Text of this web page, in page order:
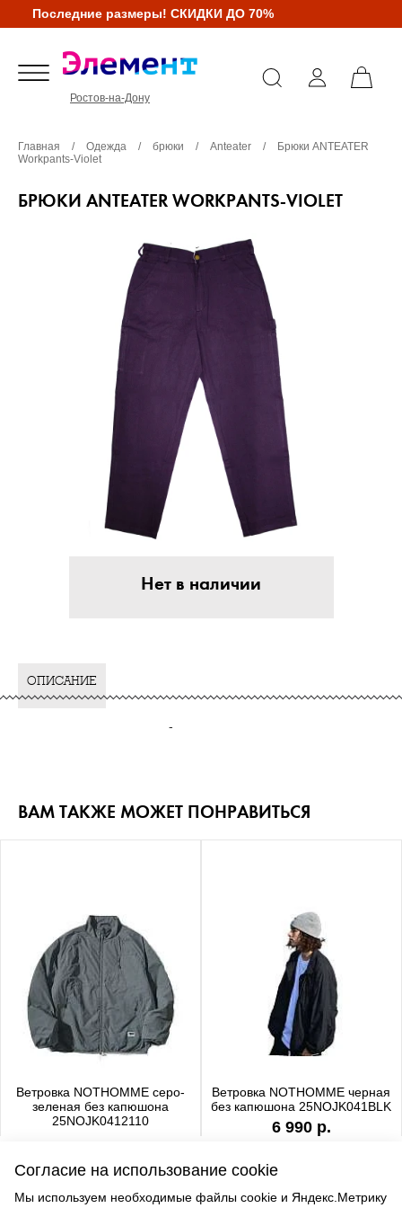
Последние размеры! СКИДКИ ДО 70%
Ростов-на-Дону
Главная / Одежда / брюки / Anteater /
Брюки ANTEATER
Workpants-Violet
БРЮКИ ANTEATER WORKPANTS-VIOLET
Нет в наличии
ОПИСАНИЕ
-
ВАМ ТАКЖЕ МОЖЕТ ПОНРАВИТЬСЯ
Ветровка NOTHOMME серо-
зеленая без капюшона
25NOJK0412110
Ветровка NOTHOMME черная
без капюшона 25NOJK041BLK
6 990 р.
Согласие на использование cookie
Мы используем необходимые файлы cookie и Яндекс.Метрику